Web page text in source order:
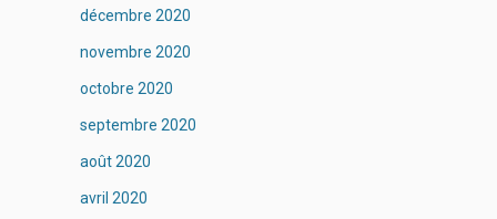
décembre 2020
novembre 2020
octobre 2020
septembre 2020
août 2020
avril 2020